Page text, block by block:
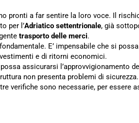
pronti a far sentire la loro voce. Il
per l’Adriatico settentrionale, già
trasporto delle merci.
E’ impensabile che si
e di ritorni economici.
assicurarsi l’approvvigionamento
non presenta problemi di sicurezza.
verifiche sono necessarie, per essere